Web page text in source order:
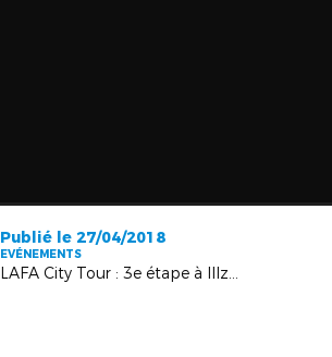
Publié le 27/04/2018
EVÉNEMENTS
LAFA City Tour : 3e étape à Illzach